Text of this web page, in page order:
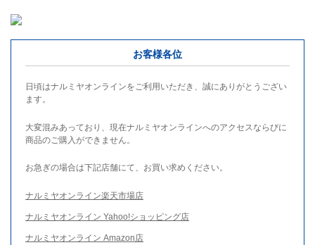
お客様各位
日頃はナルミヤオンラインをご利用いただき、誠にありがとうござい
ます。
大変混みあっており、現在ナルミヤオンラインへのアクセスならびに
商品のご購入ができません。
お急ぎの場合は下記店舗にて、お買い求めください。
ナルミヤオンライン楽天市場店
ナルミヤオンライン Yahoo!ショッピング店
ナルミヤオンライン Amazon店